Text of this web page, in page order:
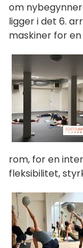
om
ligger i det 6.
maskiner for
rom, for en
fleksibilitet,